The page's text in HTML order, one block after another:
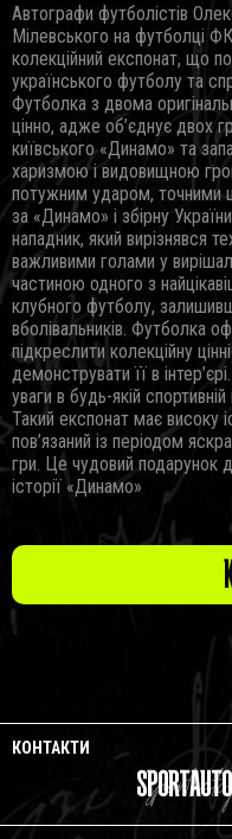
Автографи футболістів
Мілевського на футболці
колекційний експонат, що
українського футболу та
Футболка з двома
цінно, адже об’єднує двох
київського «Динамо» та
харизмою і видовищною
потужним ударом, точними
за «Динамо» і збірну
нападник, який вирізнявся
важливими голами у
частиною одного з
клубного футболу,
вболівальників. Футболка
підкреслити колекційну
демонструвати її в
уваги в будь-якій
Такий експонат має високу
пов’язаний із періодом
гри. Це чудовий подарунок
історії «Динамо»
КОНТАКТИ